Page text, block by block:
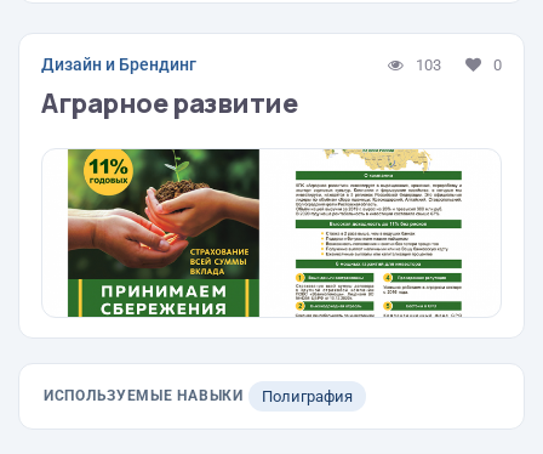
Дизайн и Брендинг 103 0
Аграрное развитие
ИСПОЛЬЗУЕМЫЕ НАВЫКИ Полиграфия